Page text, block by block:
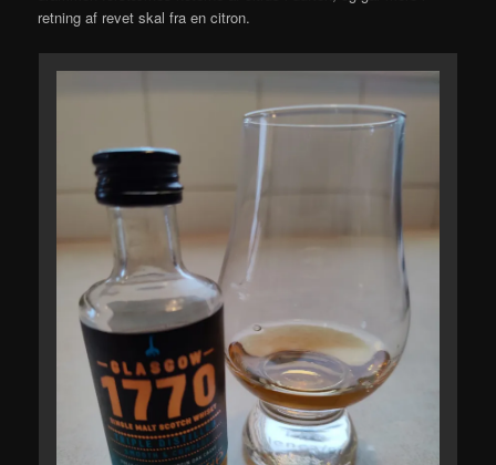
retning af revet skal fra en citron.